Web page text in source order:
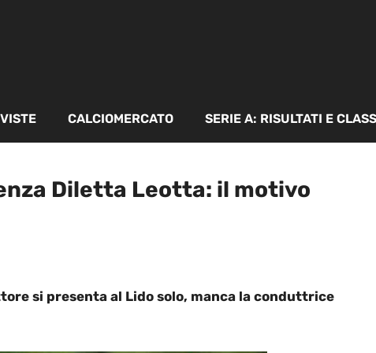
CALCIOMERCATO SERIE A: RISULTATI E
Diletta Leotta: il motivo
si presenta al Lido solo, manca la conduttrice